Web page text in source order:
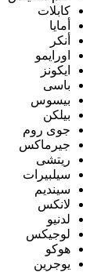
كابلات
أمايا
أنكر
اورايمو
ايكونز
باسى
بيسوس
بيلكن
جوى روم
جيرماكس
ريتشى
سيلبيرات
سينديم
لانكس
لدنيو
لوجيكس
هوكو
يوجرين